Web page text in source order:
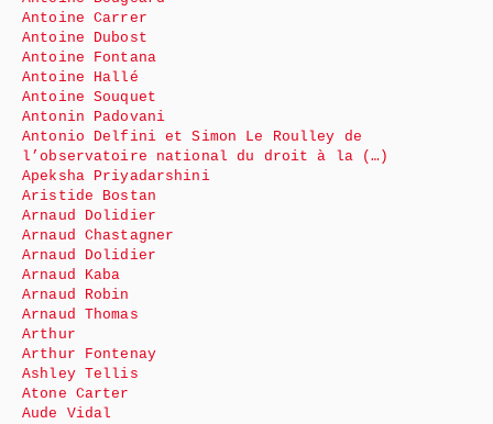
Antoine Carrer
Antoine Dubost
Antoine Fontana
Antoine Hallé
Antoine Souquet
Antonin Padovani
Antonio Delfini et Simon Le Roulley de
l’observatoire national du droit à la (…)
Apeksha Priyadarshini
Aristide Bostan
Arnaud Dolidier
Arnaud Chastagner
Arnaud Dolidier
Arnaud Kaba
Arnaud Robin
Arnaud Thomas
Arthur
Arthur Fontenay
Ashley Tellis
Atone Carter
Aude Vidal